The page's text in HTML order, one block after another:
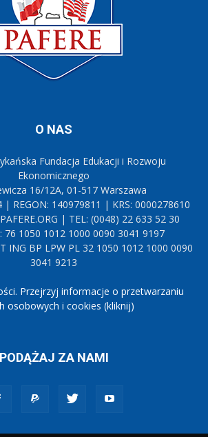
O NAS
Fundacja Edukacji i Rozwoju
Ekonomicznego
16/12A, 01-517 Warszawa
| REGON: 140979811 | KRS: 0000278610
| TEL: (0048) 22 633 52 30
76 1050 1012 1000 0090 3041 9197
ING BP LPW PL 32 1050 1012 1000 0090
3041 9213
Przejrzyj informacje o przetwarzaniu
osobowych i cookies (kliknij)
PODĄŻAJ ZA NAMI